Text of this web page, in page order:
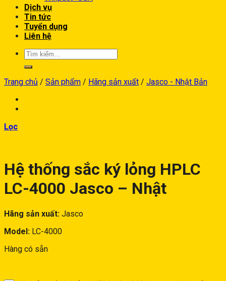
Dịch vụ
Tin tức
Tuyển dụng
Liên hệ
Trang chủ / Sản phẩm / Hãng sản xuất / Jasco - Nhật Bản
Lọc
Hệ thống sắc ký lỏng HPLC
LC-4000 Jasco – Nhật
Hãng sản xuất: Jasco
Model: LC-4000
Hàng có sẵn